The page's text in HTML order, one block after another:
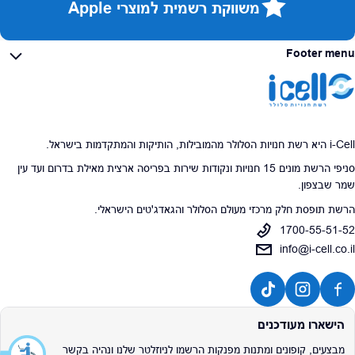
משווקת רשמית למוצרי Apple
Footer menu
i-Cell היא רשת חנויות הסלולר מהמובילות, הותיקות והמתקדמות בישראל.
סניפי הרשת מונים 15 חנויות ונקודות שירות בפריסה ארצית מאילת בדרום ועד עין
שמר שבצפון.
הרשת תופסת חלק מרכזי מעולם הסלולר והגאדג'טים הישראלי.
1700-55-51-52
info@i-cell.co.il
הישארו מעודכנים
מבצעים, קופונים ומתנות מפנקות הרשמו לניוזלטר שלנו ונהיה בקשר